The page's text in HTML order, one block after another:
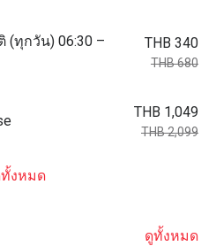
(ทุกวัน) 06:30 –
THB 340
THB 680
THB 1,049
THB 2,099
งหมด
ดูทั้งหมด